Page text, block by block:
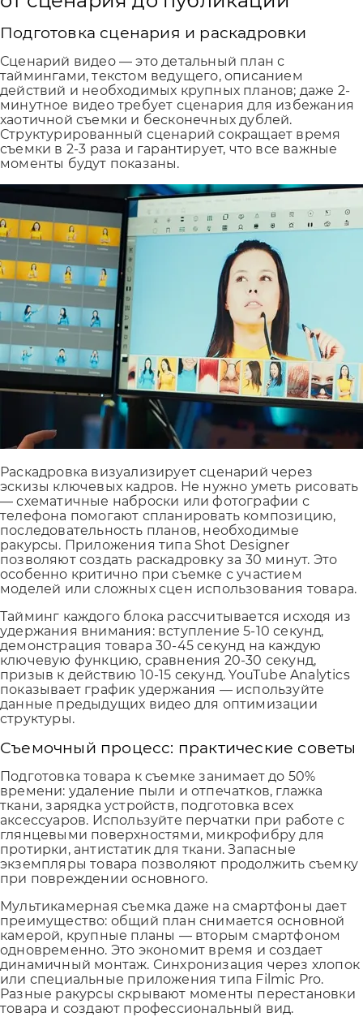
Подготовка сценария и раскадровки
Сценарий видео — это детальный план с
таймингами, текстом ведущего, описанием
действий и необходимых крупных планов; даже 2-
минутное видео требует сценария для избежания
хаотичной съемки и бесконечных дублей.
Структурированный сценарий сокращает время
съемки в 2-3 раза и гарантирует, что все важные
моменты будут показаны.
Раскадровка визуализирует сценарий через
эскизы ключевых кадров. Не нужно уметь рисовать
— схематичные наброски или фотографии с
телефона помогают спланировать композицию,
последовательность планов, необходимые
ракурсы. Приложения типа Shot Designer
позволяют создать раскадровку за 30 минут. Это
особенно критично при съемке с участием
моделей или сложных сцен использования товара.
Тайминг каждого блока рассчитывается исходя из
удержания внимания: вступление 5-10 секунд,
демонстрация товара 30-45 секунд на каждую
ключевую функцию, сравнения 20-30 секунд,
призыв к действию 10-15 секунд. YouTube Analytics
показывает график удержания — используйте
данные предыдущих видео для оптимизации
структуры.
Съемочный процесс: практические советы
Подготовка товара к съемке занимает до 50%
времени: удаление пыли и отпечатков, глажка
ткани, зарядка устройств, подготовка всех
аксессуаров. Используйте перчатки при работе с
глянцевыми поверхностями, микрофибру для
протирки, антистатик для ткани. Запасные
экземпляры товара позволяют продолжить съемку
при повреждении основного.
Мультикамерная съемка даже на смартфоны дает
преимущество: общий план снимается основной
камерой, крупные планы — вторым смартфоном
одновременно. Это экономит время и создает
динамичный монтаж. Синхронизация через хлопок
или специальные приложения типа Filmic Pro.
Разные ракурсы скрывают моменты перестановки
товара и создают профессиональный вид.